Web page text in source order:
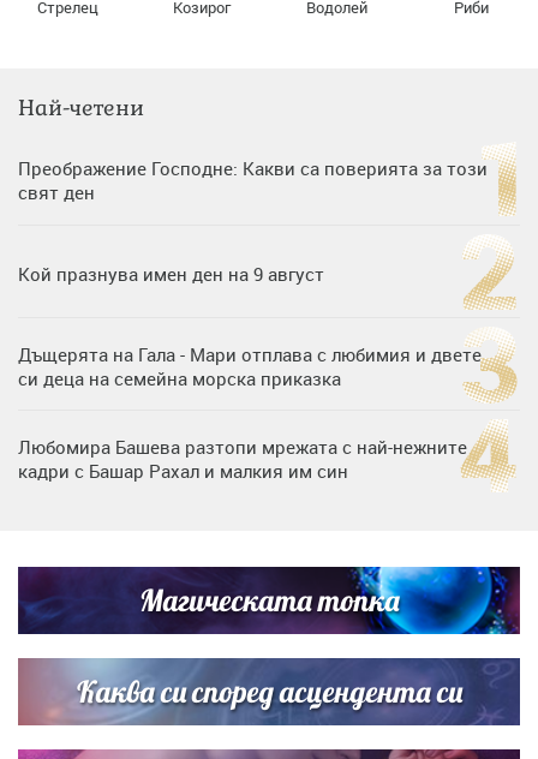
Стрелец Козирог Водолей Риби
Най-четени
Преображение Господне: Какви са поверията за този
свят ден
Кой празнува имен ден на 9 август
Дъщерята на Гала - Мари отплава с любимия и двете
си деца на семейна морска приказка
Любомира Башева разтопи мрежата с най-нежните
кадри с Башар Рахал и малкия им син
Димов издадоха своето любимо място
Дъщерята на Тодор Батков вдигна сватба, Стоичков и
Братя Аргирови я изненадаха с песен
Магическата топка
Каква си според асцендента си